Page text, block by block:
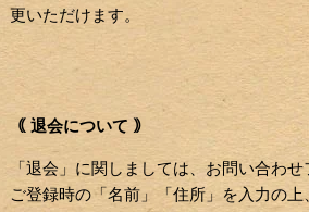
更いただけます。
｟ 退会について ｠
「退会」に関しましては、お問い合わせ
ご登録時の「名前」「住所」を入力の上